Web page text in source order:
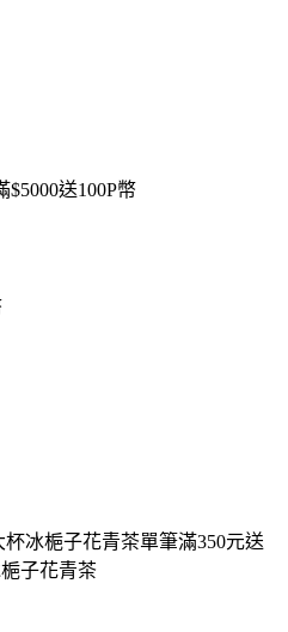
$5000送100P幣
冰梔子花青茶單筆滿350元送
子花青茶